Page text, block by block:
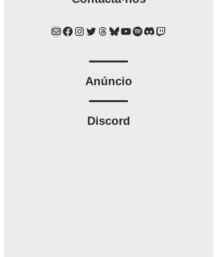
Mail Facebook Instagram Twitter Threads Bluesky YouTube Spotify Discord Twitch
Anúncio
Discord